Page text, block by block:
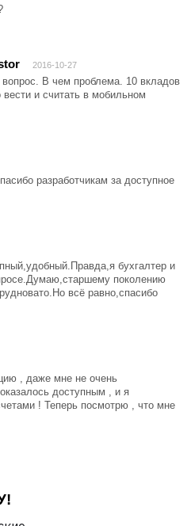
2016-10-27
вопрос. В чем проблема. 10 вкладов
и считать в мобильном
разработчикам за доступное
бухгалтер и
поколению
всё равно,спасибо
, даже мне не очень
доступным , и я
! Теперь посмотрю , что мне